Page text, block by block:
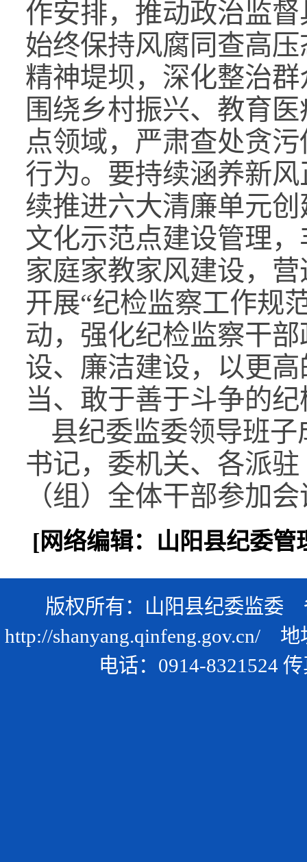
作安排，推动政治监
始终保持风腐同查高
精神堤坝，深化整治
围绕乡村振兴、教育
点领域，严肃查处贪
行为。要持续涵养新
续推进六大清廉单元
文化示范点建设管理
家庭家教家风建设，
开展“纪检监察工作规
动，强化纪检监察干
设、廉洁建设，以更
当、敢于善于斗争的
县纪委监委领导班
书记，委机关、各派
（组）全体干部参加
[网络编辑：山阳县纪委管
版权所有：山阳县纪委监委
http://shanyang.qinfeng.gov.cn/地
电话：0914-8321524